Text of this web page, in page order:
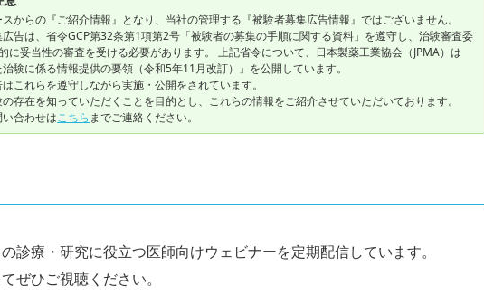
からの『ご紹介情報』となり、当社の管理する『被験者募集広告情報』ではございません。
告は、省令GCP第32条第1項第2号「被験者の募集の手順に関する資料」を遵守し、治験審査委
に妥当性の審査を受ける必要があります。 上記省令について、日本製薬工業協会（JPMA）は
験に係る情報提供の要領（令和5年11月改訂）」を公開しています。
これらを遵守しながら実施・公開をされています。
存在を知っていただくことを目的とし、これらの情報をご紹介させていただいております。
合わせはこちら までご連絡ください。
診療・研究に役立つ医師向けウェビナーを定期配信しています。
ぜひご視聴ください。